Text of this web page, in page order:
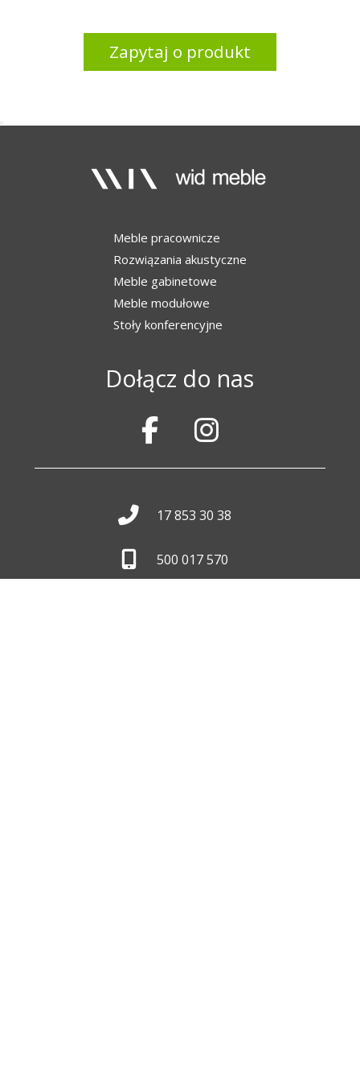
Zapytaj o produkt
Meble pracownicze
Rozwiązania akustyczne
Meble gabinetowe
Meble modułowe
Stoły konferencyjne
Dołącz do nas
17 853 30 38
500 017 570